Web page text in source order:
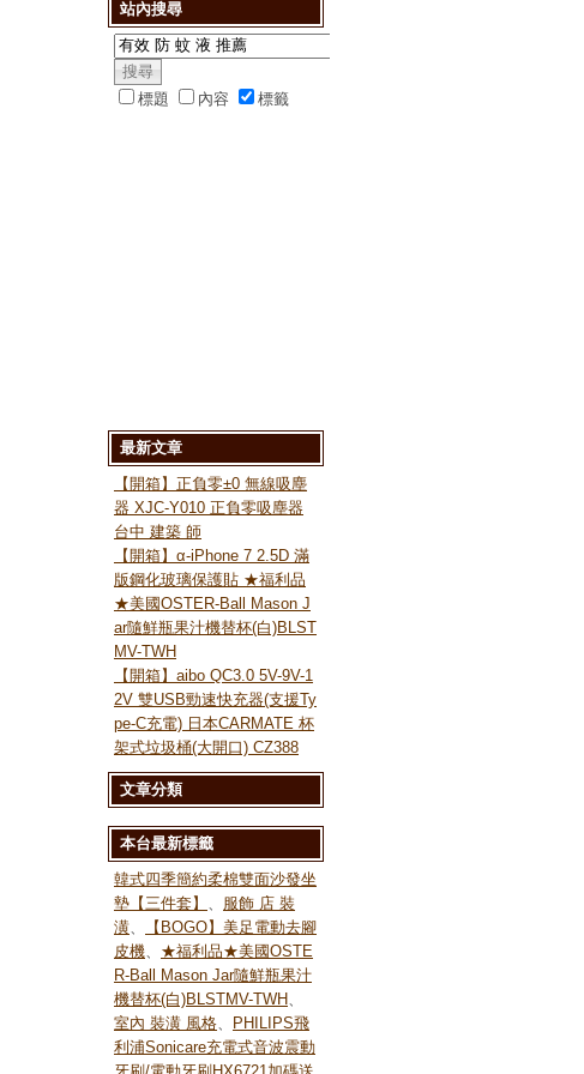
站內搜尋
標題 內容 標籤
最新文章
【開箱】正負零±0 無線吸塵
器 XJC-Y010 正負零吸塵器
台中 建築 師
【開箱】α-iPhone 7 2.5D 滿
版鋼化玻璃保護貼 ★福利品
★美國OSTER-Ball Mason J
ar隨鮮瓶果汁機替杯(白)BLST
MV-TWH
【開箱】aibo QC3.0 5V-9V-1
2V 雙USB勁速快充器(支援Ty
pe-C充電) 日本CARMATE 杯
架式垃圾桶(大開口) CZ388
文章分類
本台最新標籤
韓式四季簡約柔棉雙面沙發坐
墊【三件套】
服飾 店 裝
潢
【BOGO】美足電動去腳
皮機
★福利品★美國OSTE
R-Ball Mason Jar隨鮮瓶果汁
機替杯(白)BLSTMV-TWH
室內 裝潢 風格
PHILIPS飛
利浦Sonicare充電式音波震動